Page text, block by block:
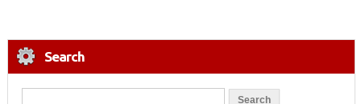
Search